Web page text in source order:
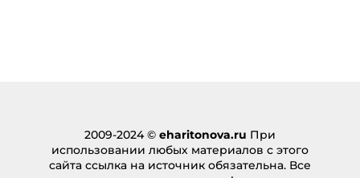
2009-2024 © eharitonova.ru При
использовании любых материалов с этого
сайта ссылка на источник обязательна. Все